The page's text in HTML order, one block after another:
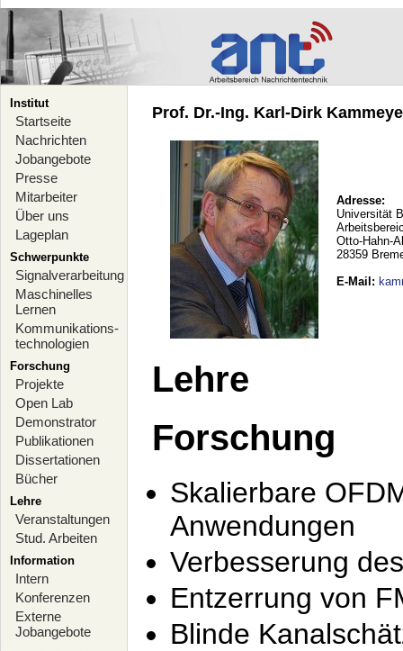
Institut
Startseite
Nachrichten
Jobangebote
Presse
Mitarbeiter
Über uns
Lageplan
Schwerpunkte
Signalverarbeitung
Maschinelles
Lernen
Kommunikations-
technologien
Forschung
Projekte
Open Lab
Demonstrator
Publikationen
Dissertationen
Bücher
Lehre
Veranstaltungen
Stud. Arbeiten
Information
Intern
Konferenzen
Externe
Jobangebote
Prof. Dr.-Ing. Karl-Dirk
Adresse:
Universität
Otto-Hahn-
28359
E-Mail :
Lehre
Forschung
Skalierbare
Anwendungen
Verbesserung
Entzerrung von
Blinde